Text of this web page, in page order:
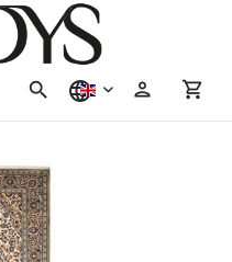
english